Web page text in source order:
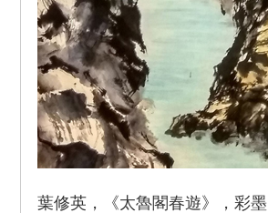
葉修英，《太魯閣春遊》，彩墨